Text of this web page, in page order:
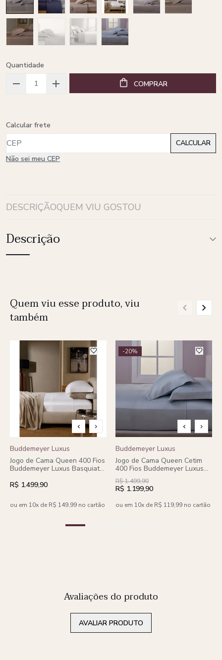
Quantidade
COMPRAR
Calcular frete
Não sei meu CEP
DESCRIÇÃOQUEM VIU GOSTOU
Descrição
Quem viu esse produto, viu
também
Buddemeyer Luxus
Jogo de Cama Queen 400 Fios
Buddemeyer Luxus Basquiat
peças
R$ 1.499,90
ou em 10x de R$ 149,99 no cartão
-20%
Buddemeyer Luxus
Jogo de Cama Queen Cetim
400 Fios Buddemeyer Luxus
Basquiat 100% Algodão
Penteado Cinza/Cinza 4 peças
R$ 1.499,90
R$ 1.199,90
ou em 10x de R$ 119,99 no cartão
Avaliações do produto
AVALIAR PRODUTO